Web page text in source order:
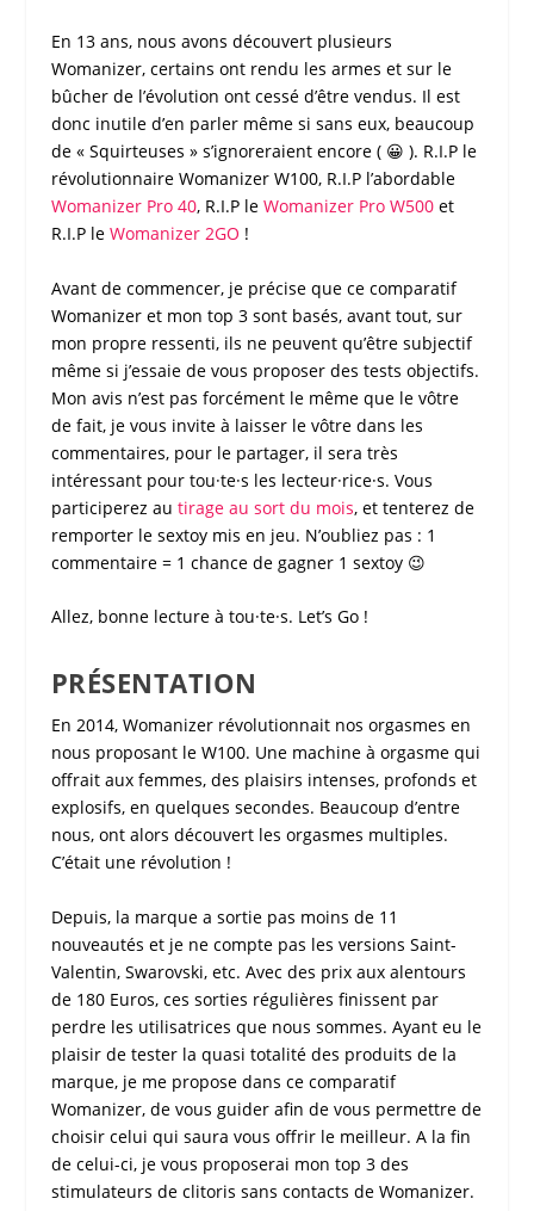
En 13 ans, nous avons découvert plusieurs
Womanizer, certains ont rendu les armes et sur le
bûcher de l’évolution ont cessé d’être vendus. Il est
donc inutile d’en parler même si sans eux, beaucoup
de « Squirteuses » s’ignoreraient encore ( 😀 ). R.I.P le
révolutionnaire WomanizerW100, R.I.P l’abordable
WomanizerPro 40, R.I.P le WomanizerPro W500et
R.I.P le Womanizer2GO !
Avant de commencer, je précise que ce comparatif
Womanizeret mon top 3sont basés, avant tout, sur
mon propre ressenti, ils ne peuvent qu’être subjectif
même si j’essaie de vous proposer des tests objectifs.
Mon avis n’est pas forcément le même que le vôtre
de fait, je vous invite à laisser le vôtre dans les
commentaires, pour le partager, il sera très
intéressant pour tou·te·s les lecteur·rice·s. Vous
participerez au tirage au sort du mois, et tenterez de
remporter le sextoymis en jeu. N’oubliez pas : 1
commentaire = 1 chance de gagner 1 sextoy😉
Allez, bonne lecture à tou·te·s. Let’s Go !
PRÉSENTATION
En 2014, Womanizerrévolutionnait nos orgasmes en
nous proposant le W100. Une machine à orgasmequi
offrait aux femmes, des plaisirs intenses, profonds et
explosifs, en quelques secondes. Beaucoup d’entre
nous, ont alors découvert les orgasmes multiples.
C’était une révolution !
Depuis, la marque a sortie pas moins de 11
nouveautés et je ne compte pas les versions Saint-
Valentin, Swarovski, etc. Avec des prix aux alentours
de 180 Euros, ces sorties régulières finissent par
perdre les utilisatrices que nous sommes. Ayant eu le
plaisir de testerla quasi totalité des produits de la
marque, je me propose dans ce comparatif
Womanizer, de vous guider afin de vous permettre de
choisir celui qui saura vous offrir le meilleur. A la fin
de celui-ci, je vous proposerai mon top 3 des
stimulateurs de clitoris sans contacts de Womanizer.